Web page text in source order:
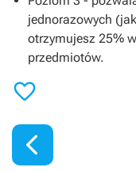
jednorazowych
otrzymujesz 25%
przedmiotów.

